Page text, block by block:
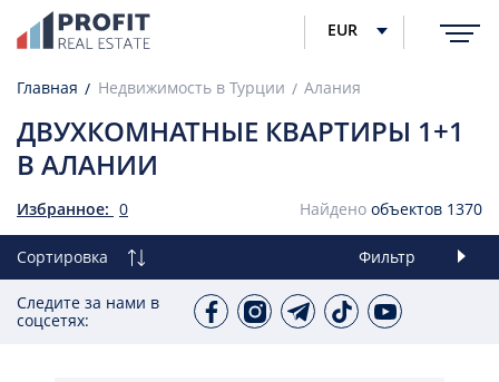
EUR
Главная Недвижимость в Турции Алания
ДВУХКОМНАТНЫЕ КВАРТИРЫ 1+1
В АЛАНИИ
Избранное: 0 Найдено объектов 1370
Сортировка Фильтр
Следите за нами в
соцсетях: